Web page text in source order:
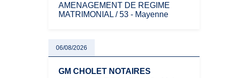
AMENAGEMENT DE REGIME
MATRIMONIAL / 53 - Mayenne
06/08/2026
GM CHOLET NOTAIRES